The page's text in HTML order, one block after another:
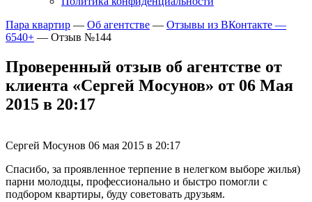
Пара квартир — Об агентстве — Отзывы из ВКонтакте —
6540+ — Отзыв №144
Проверенный отзыв об агентстве от
клиента «Сергей Мосунов» от 06 Мая
2015 в 20:17
Сергей Мосунов 06 мая 2015 в 20:17
Спасибо, за проявленное терпение в нелегком выборе жилья)
парни молодцы, профессионально и быстро помогли с
подбором квартиры, буду советовать друзьям.